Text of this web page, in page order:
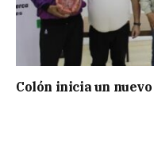
Colón inicia un